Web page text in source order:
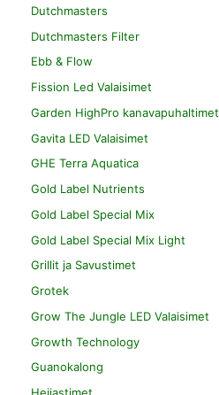
Dutchmasters
Dutchmasters Filter
Ebb & Flow
Fission Led Valaisimet
Garden HighPro kanavapuhaltimet
Gavita LED Valaisimet
GHE Terra Aquatica
Gold Label Nutrients
Gold Label Special Mix
Gold Label Special Mix Light
Grillit ja Savustimet
Grotek
Grow The Jungle LED Valaisimet
Growth Technology
Guanokalong